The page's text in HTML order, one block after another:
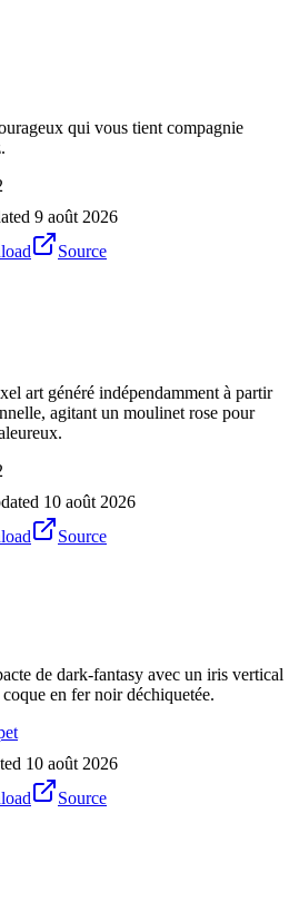
qui vous tient compagnie
9 août 2026
Source
art généré indépendamment à partir
agitant un moulinet rose pour
10 août 2026
Source
de dark-fantasy avec un iris vertical
en fer noir déchiquetée.
10 août 2026
Source